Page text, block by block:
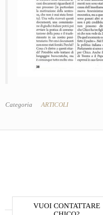
Categoria ARTICOLI
VUOI CONTATTARE